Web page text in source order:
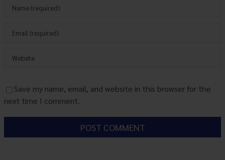
Save my name, email, and website in this browser for the
next time I comment.